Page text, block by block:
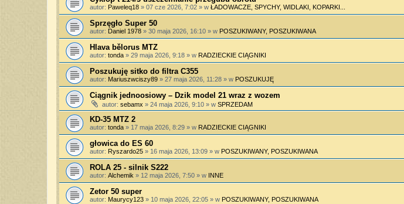
autor: Paweleq18 » 07 cze 2026, 7:02 » w ŁADOWACZE, SPYCHY, WIDLAKI, KOPARKI...
Sprzęgło Super 50
autor: Daniel 1978 » 30 maja 2026, 16:10 » w POSZUKIWANY, POSZUKIWANA
Hlava bělorus MTZ
autor: tonda » 29 maja 2026, 9:18 » w RADZIECKIE CIĄGNIKI
Poszukuję sitko do filtra C355
autor: Mariuszwciszy89 » 27 maja 2026, 11:28 » w POSZUKUJĘ
Ciągnik jednoosiowy – Dzik model 21 wraz z wozem
autor: sebamx » 24 maja 2026, 9:10 » w SPRZEDAM
KD-35 MTZ 2
autor: tonda » 17 maja 2026, 8:29 » w RADZIECKIE CIĄGNIKI
głowica do ES 60
autor: Ryszardo25 » 16 maja 2026, 13:09 » w POSZUKIWANY, POSZUKIWANA
ROLA 25 - silnik S222
autor: Alchemik » 12 maja 2026, 7:50 » w INNE
Zetor 50 super
autor: Maurycy123 » 10 maja 2026, 22:05 » w POSZUKIWANY, POSZUKIWANA